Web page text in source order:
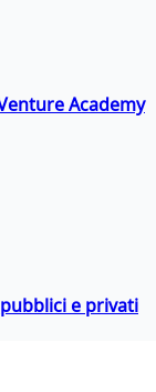
Academy
e privati